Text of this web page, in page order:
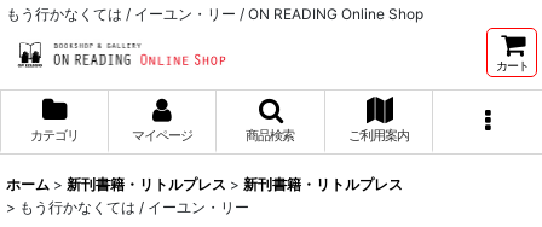
もう行かなくては / イーユン・リー / ON READING Online Shop
カート
カテゴリ マイページ 商品検索 ご利用案内
ホーム > 新刊書籍・リトルプレス > 新刊書籍・リトルプレス
> もう行かなくては / イーユン・リー